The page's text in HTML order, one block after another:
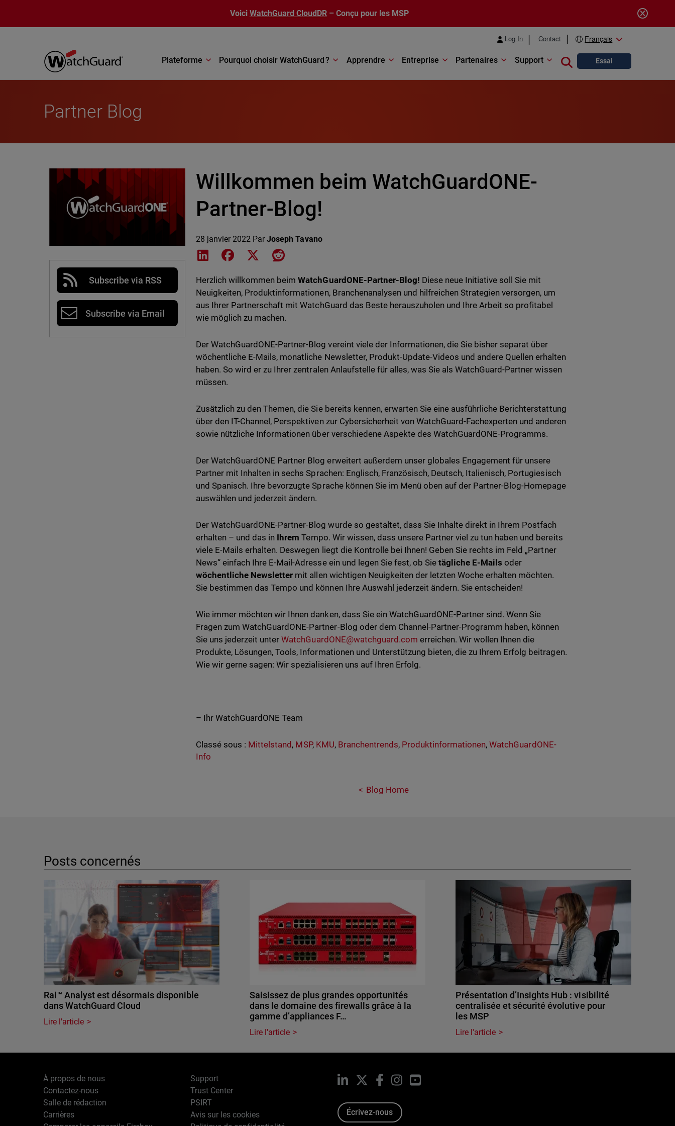
Voici WatchGuard CloudDR – Conçu pour les MSP
Log In Contact Français
Plateforme Pourquoi choisir WatchGuard ? Apprendre Entreprise Partenaires Support Close search
Essai
Partner Blog
Subscribe via RSS
Subscribe via Email
Willkommen beim WatchGuardONE-
Partner-Blog!
28 janvier 2022 ParJoseph Tavano
Share on LinkedIn
Share on Facebook
Share on XShare on Reddit
Herzlich willkommen beim WatchGuardONE-Partner-Blog! Diese neue Initiative soll Sie mit
Neuigkeiten, Produktinformationen, Branchenanalysen und hilfreichen Strategien versorgen, um
aus Ihrer Partnerschaft mit WatchGuard das Beste herauszuholen und Ihre Arbeit so profitabel
wie möglich zu machen.
Der WatchGuardONE-Partner-Blog vereint viele der Informationen, die Sie bisher separat über
wöchentliche E-Mails, monatliche Newsletter, Produkt-Update-Videos und andere Quellen erhalten
haben. So wird er zu Ihrer zentralen Anlaufstelle für alles, was Sie als WatchGuard-Partner wissen
müssen.
Zusätzlich zu den Themen, die Sie bereits kennen, erwarten Sie eine ausführliche Berichterstattung
über den IT-Channel, Perspektiven zur Cybersicherheit von WatchGuard-Fachexperten und anderen
sowie nützliche Informationen über verschiedene Aspekte des WatchGuardONE-Programms.
Der WatchGuardONE Partner Blog erweitert außerdem unser globales Engagement für unsere
Partner mit Inhalten in sechs Sprachen: Englisch, Französisch, Deutsch, Italienisch, Portugiesisch
und Spanisch. Ihre bevorzugte Sprache können Sie im Menü oben auf der Partner-Blog-Homepage
auswählen und jederzeit ändern.
Der WatchGuardONE-Partner-Blog wurde so gestaltet, dass Sie Inhalte direkt in Ihrem Postfach
erhalten – und das in Ihrem Tempo. Wir wissen, dass unsere Partner viel zu tun haben und bereits
viele E-Mails erhalten. Deswegen liegt die Kontrolle bei Ihnen! Geben Sie rechts im Feld „Partner
News“ einfach Ihre E-Mail-Adresse ein und legen Sie fest, ob Sietägliche E-Mails oder
wöchentliche Newsletter mit allen wichtigen Neuigkeiten der letzten Woche erhalten möchten.
Sie bestimmen das Tempo und können Ihre Auswahl jederzeit ändern. Sie entscheiden!
Wie immer möchten wir Ihnen danken, dass Sie ein WatchGuardONE-Partner sind. Wenn Sie
Fragen zum WatchGuardONE-Partner-Blog oder dem Channel-Partner-Programm haben, können
Sie uns jederzeit unterWatchGuardONE@watchguard.com erreichen. Wir wollen Ihnen die
Produkte, Lösungen, Tools, Informationen und Unterstützung bieten, die zu Ihrem Erfolg beitragen.
Wie wir gerne sagen: Wir spezialisieren uns auf Ihren Erfolg.
– Ihr WatchGuardONE Team
Classé sous : Mittelstand , MSP, KMU, Branchentrends, Produktinformationen,WatchGuardONE-
Info
Blog Home
Posts concernés
Rai™ Analyst est désormais disponible
dans WatchGuard Cloud
Lire l'article
Saisissez de plus grandes opportunités
dans le domaine des firewalls grâce à la
gamme d’appliances F…
Lire l'article
Présentation d’Insights Hub : visibilité
centralisée et sécurité évolutive pour
les MSP
Lire l'article
À propos de nous
Contactez-nous
Salle de rédaction
Carrières
Support
Trust Center
PSIRT
Avis sur les cookies
LinkedIn Facebook
InstagramYouTube
Écrivez-nous